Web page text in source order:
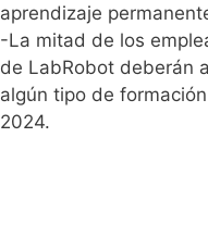
aprendizaje
-La mitad de los
de LabRobot deberán
algún tipo de
2024.